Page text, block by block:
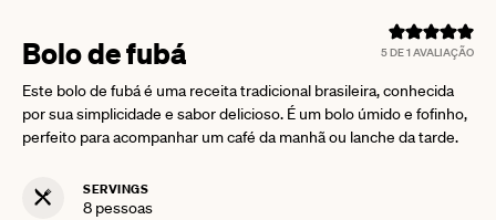
5DE 1 AVALIAÇÃO
Bolo de fubá
Este bolo de fubá é uma receita tradicional brasileira, conhecida
por sua simplicidade e sabor delicioso. É um bolo úmido e fofinho,
perfeito para acompanhar um café da manhã ou lanche da tarde.
SERVINGS
8 pessoas